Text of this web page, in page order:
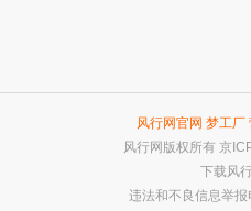
风行网官网 梦工厂
风行网版权所有 京
下载风
违法和不良信息举